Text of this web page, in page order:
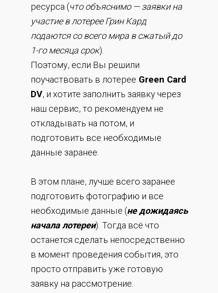
ресурса (что объяснимо — заявки на
участие в лотерее Грин Кард
подаются со всего мира в сжатый до
1-го месяца срок).
Поэтому, если Вы решили
поучаствовать в лотерее Green Card
DV, и хотите заполнить заявку через
наш сервис, то рекомендуем не
откладывать на потом, и
подготовить все необходимые
данные заранее.
В этом плане, лучше всего заранее
подготовить фотографию и все
необходимые данные (не дожидаясь
начала лотереи). Тогда всё что
останется сделать непосредственно
в момент проведения события, это
просто отправить уже готовую
заявку на рассмотрение.